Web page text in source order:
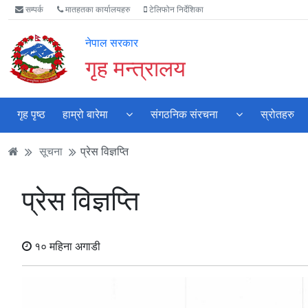
Accessibility
Mode
गर्नुहोस्
मुख्य
सामाग्री
पढ्नुहाेस्
मुख्य
नेभिगेसन
पढ्नुहाेस्
वेबसाइट
खोजमा
जानुहोस्
सम्पर्क मातहतका कार्यालयहरु टेलिफोन निर्देशिका
नेपाल सरकार
गृह मन्त्रालय
गृह पृष्ठ हाम्रो बारेमा संगठनिक संरचना स्रोतहरु
सूचना प्रेस विज्ञप्ति
प्रेस विज्ञप्ति
१० महिना अगाडी